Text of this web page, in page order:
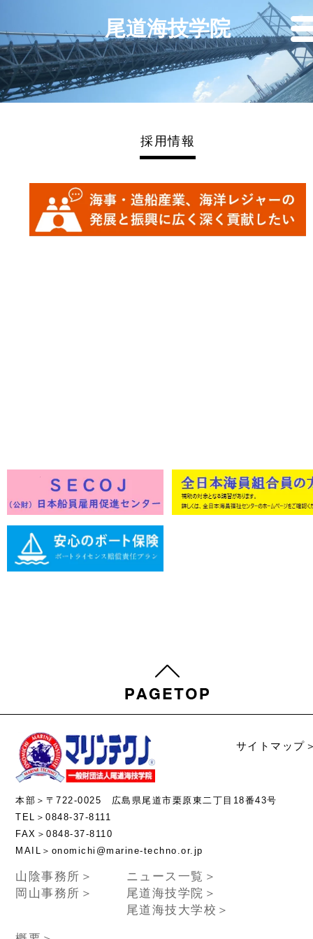
採用情報
サイトマップ
本部＞〒722-0025 広島県尾道市栗原東二丁目18番43号
TEL＞0848-37-8111
FAX＞0848-37-8110
MAIL＞onomichi@marine-techno.or.jp
山陰事務所＞
岡山事務所＞
ニュース一覧＞
尾道海技学院＞
尾道海技大学校＞
尾道海技学院